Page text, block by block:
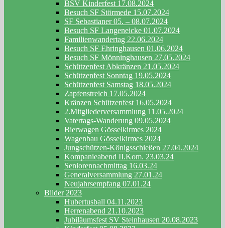
BSV Kinderfest 17.08.2024
Besuch SF Störmede 15.07.2024
SF Sebastianer 05. – 08.07.2024
Besuch SF Langeneicke 01.07.2024
Familienwandertag 22.06.2024
Besuch SF Ehringhausen 01.06.2024
Besuch SF Mönninghausen 27.05.2024
Schützenfest Abkränzen 21.05.2024
Schützenfest Sonntag 19.05.2024
Schützenfest Samstag 18.05.2024
Zapfenstreich 17.05.2024
Kränzen Schützenfest 16.05.2024
2.Mitgliederversammlung 11.05.2024
Vatertags-Wanderung 09.05.2024
Bierwagen Gösselkirmes 2024
Wagenbau Gösselkirmes 2024
Jungschützen-Königsschießen 27.04.2024
Kompanieabend II.Kom. 23.03.24
Seniorennachmittag 16.03.24
Generalversammlung 27.01.24
Neujahrsempfang 07.01.24
Bilder 2023
Hubertusball 04.11.2023
Herrenabend 21.10.2023
Jubiläumsfest SV Steinhausen 20.08.2023